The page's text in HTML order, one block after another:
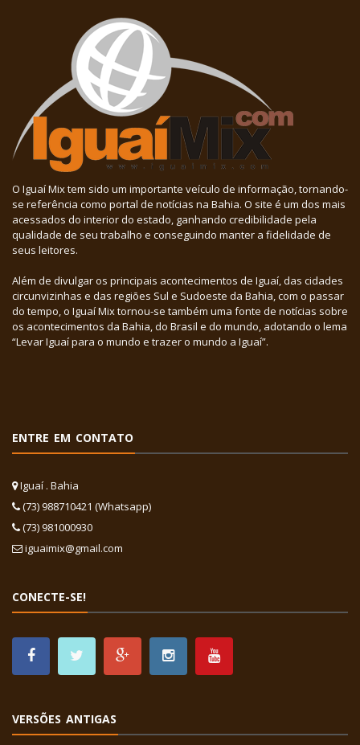
O Iguaí Mix tem sido um importante veículo de informação, tornando-
se referência como portal de notícias na Bahia. O site é um dos mais
acessados do interior do estado, ganhando credibilidade pela
qualidade de seu trabalho e conseguindo manter a fidelidade de
seus leitores.
Além de divulgar os principais acontecimentos de Iguaí, das cidades
circunvizinhas e das regiões Sul e Sudoeste da Bahia, com o passar
do tempo, o Iguaí Mix tornou-se também uma fonte de notícias sobre
os acontecimentos da Bahia, do Brasil e do mundo, adotando o lema
“Levar Iguaí para o mundo e trazer o mundo a Iguaí”.
ENTRE EM CONTATO
Iguaí . Bahia
(73) 988710421 (Whatsapp)
(73) 981000930
iguaimix@gmail.com
CONECTE-SE!
VERSÕES ANTIGAS